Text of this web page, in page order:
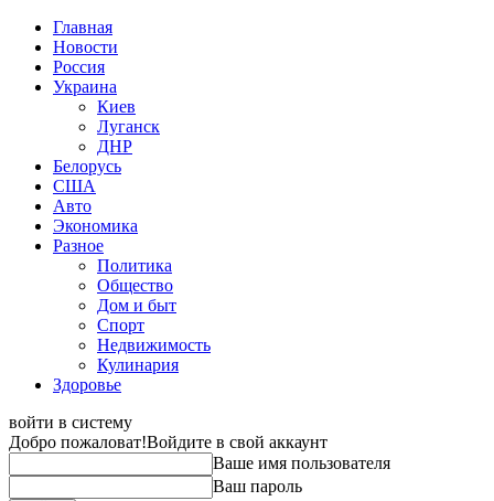
Главная
Новости
Россия
Украина
Киев
Луганск
ДНР
Белорусь
США
Авто
Экономика
Разное
Политика
Общество
Дом и быт
Спорт
Недвижимость
Кулинария
Здоровье
войти в систему
Добро пожаловат!Войдите в свой аккаунт
Ваше имя пользователя
Ваш пароль